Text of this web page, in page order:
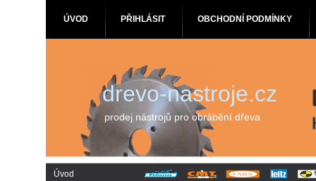
ÚVOD PŘIHLÁSIT OBCHODNÍ PODMÍNKY
drevo-nastroje.cz
prodej nástrojů pro obrábění dřeva
Úvod